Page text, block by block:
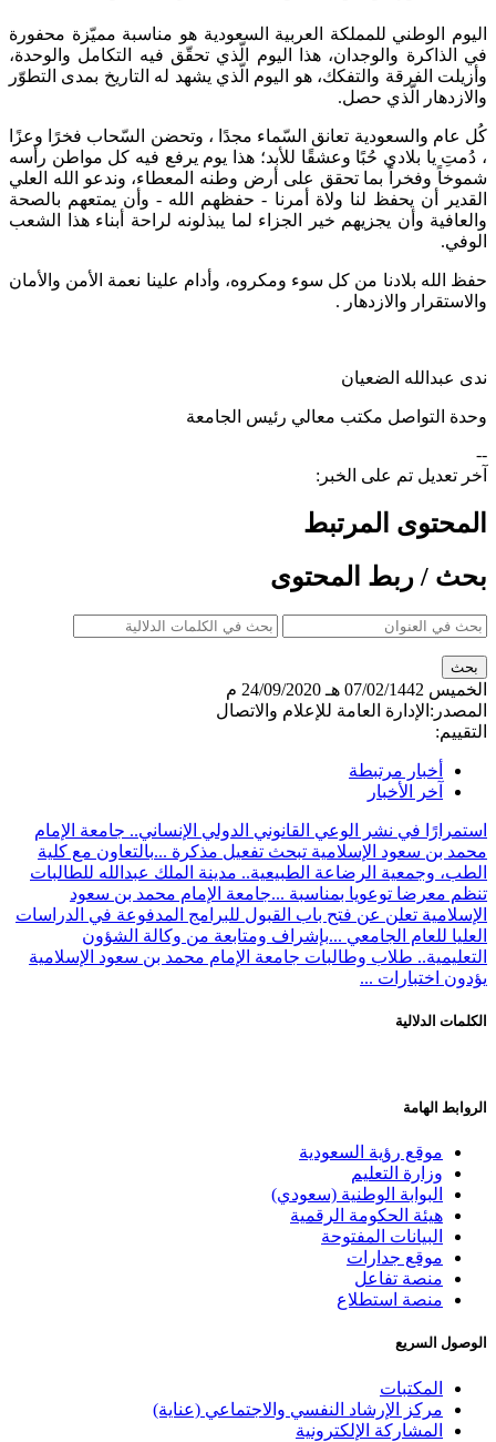
​اليوم الوطني للمملكة العربية السعودية هو مناسبة مميّزة محفورة
في الذاكرة والوجدان، هذا اليوم الّذي تحقّق فيه التكامل والوحدة،
وأزيلت الفرقة والتفكك، هو اليوم الّذي يشهد له التاريخ بمدى التطوّر
والازدهار الّذي حصل.
كُل عام والسعودية تعانق السّماء مجدًا ، وتحضن السّحاب فخرًا وعزًا
، دُمتِ يا بلادي حُبًا وعشقًا للأبد؛ هذا يوم يرفع فيه كل مواطن رأسه
شموخاً وفخراً بما تحقق على أرض وطنه المعطاء، وندعو الله العلي
القدير أن يحفظ لنا ولاة أمرنا - حفظهم الله - وأن يمتعهم بالصحة
والعافية وأن يجزيهم خير الجزاء لما يبذلونه لراحة أبناء هذا الشعب
الوفي.
حفظ الله بلادنا من كل سوء ومكروه، وأدام علينا نعمة الأمن والأمان
والاستقرار والازدهار . ​
ندى عبدالله الضعيان
وحدة التواصل مكتب معالي رئيس الجامعة
--
آخر تعديل تم على الخبر:
المحتوى المرتبط
بحث / ربط المحتوى
الخميس 07/02/1442 هـ
24/09/2020 م
المصدر: الإدارة العامة للإعلام والاتصال
التقييم:
أخبار مرتبطة
آخر الأخبار
استمرارًا في نشر الوعي القانوني الدولي الإنساني.. جامعة الإمام
محمد بن سعود الإسلامية تبحث تفعيل مذكرة ...بالتعاون مع كلية
الطب، وجمعية الرضاعة الطبيعية.. مدينة الملك عبدالله للطالبات
تنظم معرضا توعويا بمناسبة ...جامعة الإمام محمد بن سعود
الإسلامية تعلن عن فتح باب القبول للبرامج المدفوعة في الدراسات
العليا للعام الجامعي ...بإشراف ومتابعة من وكالة الشؤون
التعليمية.. طلاب وطالبات جامعة الإمام محمد بن سعود الإسلامية
يؤدون اختبارات ...
الكلمات الدلالية
الروابط الهامة
موقع رؤية السعودية
وزارة التعليم
البوابة الوطنية (سعودي)
هيئة الحكومة الرقمية
البيانات المفتوحة
موقع جدارات
منصة تفاعل
منصة استطلاع
الوصول السريع
المكتبات
مركز الإرشاد النفسي والاجتماعي (عناية)
المشاركة الإلكترونية